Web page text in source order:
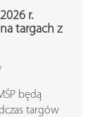
r.
targach z
będą
targów